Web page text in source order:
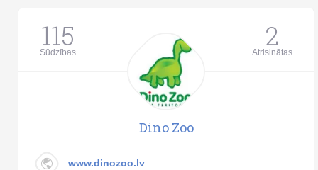
115
Sūdzības 2
Atrisinātas
Dino Zoo
www.dinozoo.lv